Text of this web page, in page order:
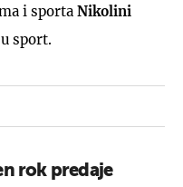
i sporta Nikolini
sport.
rok predaje